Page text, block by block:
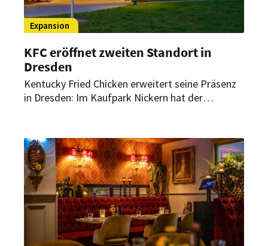
Expansion
KFC eröffnet zweiten Standort in
Dresden
Kentucky Fried Chicken erweitert seine Präsenz
in Dresden: Im Kaufpark Nickern hat der
eröffnet.